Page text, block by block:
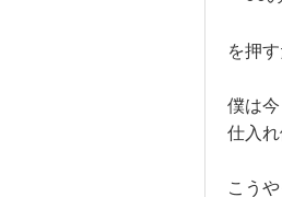
を押す
僕は
仕入
こう